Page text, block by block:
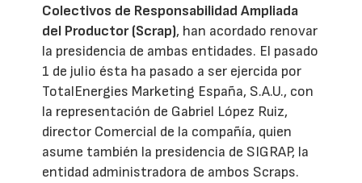
Colectivos de Responsabilidad Ampliada
del Productor (Scrap), han acordado renovar
la presidencia de ambas entidades. El pasado
1 de julio ésta ha pasado a ser ejercida por
TotalEnergies Marketing España, S.A.U., con
la representación de Gabriel López Ruiz,
director Comercial de la compañía, quien
asume también la presidencia de SIGRAP, la
entidad administradora de ambos Scraps.